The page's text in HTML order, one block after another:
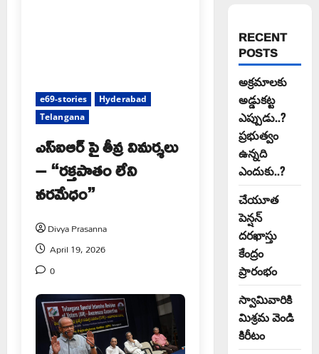
e69-stories
Hyderabad
Telangana
ఎస్ఐఆర్ పై తీవ్ర విమర్శలు
– “రక్తపాతం లేని
నరమేధం”
Divya Prasanna
April 19, 2026
0
RECENT
POSTS
అక్రమాలకు
అడ్డుకట్ట
ఎప్పుడు..?
ప్రభుత్వం
ఉన్నది
ఎందుకు..?
చేయూత
పెన్షన్
దరఖాస్తు
కేంద్రం
ప్రారంభం
స్వామివారికి
మిశ్రమ వెండి
కిరీటం